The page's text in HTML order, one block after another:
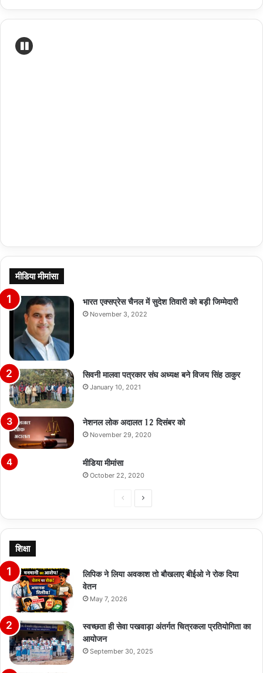
मीडिया मीमांसा
भारत एक्सप्रेस चैनल में सुदेश तिवारी को बड़ी जिम्मेदारी
November 3, 2022
सिवनी मालवा पत्रकार संघ अध्यक्ष बने विजय सिंह ठाकुर
January 10, 2021
नेशनल लोक अदालत 12 दिसंबर को
November 29, 2020
मीडिया मीमांसा
October 22, 2020
PreviousNext
शिक्षा
लिपिक ने लिया अवकाश तो बौखलाए बीईओ ने रोक दिया
वेतन
May 7, 2026
स्वच्छता ही सेवा पखवाड़ा अंतर्गत चित्रकला प्रतियोगिता का
आयोजन
September 30, 2025